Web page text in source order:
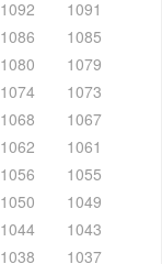
1092
1091
1086
1085
1080
1079
1074
1073
1068
1067
1062
1061
1056
1055
1050
1049
1044
1043
1038
1037